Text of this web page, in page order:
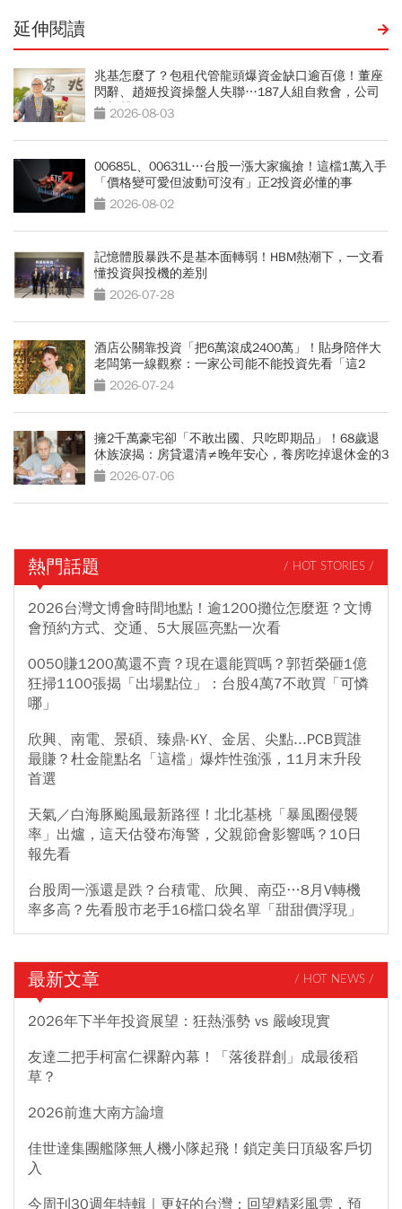
延伸閱讀
兆基怎麼了？包租代管龍頭爆資金缺口逾百億！董座
閃辭、趙姬投資操盤人失聯…187人組自救會，公司
最新聲明
2026-08-03
00685L、00631L…台股一漲大家瘋搶！這檔1萬入手
「價格變可愛但波動可沒有」正2投資必懂的事
2026-08-02
記憶體股暴跌不是基本面轉弱！HBM熱潮下，一文看
懂投資與投機的差別
2026-07-28
酒店公關靠投資「把6萬滾成2400萬」！貼身陪伴大
老闆第一線觀察：一家公司能不能投資先看「這2
點」2026-07-24
擁2千萬豪宅卻「不敢出國、只吃即期品」！68歲退
休族淚揭：房貸還清≠晚年安心，養房吃掉退休金的3
大誤算
2026-07-06
熱門話題 / HOT STORIES /
2026台灣文博會時間地點！逾1200攤位怎麼逛？文博
會預約方式、交通、5大展區亮點一次看
0050賺1200萬還不賣？現在還能買嗎？郭哲榮砸1億
狂掃1100張揭「出場點位」：台股4萬7不敢買「可憐
哪」
欣興、南電、景碩、臻鼎-KY、金居、尖點...PCB買誰
最賺？杜金龍點名「這檔」爆炸性強漲，11月末升段
首選
天氣／白海豚颱風最新路徑！北北基桃「暴風圈侵襲
率」出爐，這天估發布海警，父親節會影響嗎？10日
報先看
台股周一漲還是跌？台積電、欣興、南亞…8月V轉機
率多高？先看股市老手16檔口袋名單「甜甜價浮現」
最新文章 / HOT NEWS /
2026年下半年投資展望：狂熱漲勢 vs 嚴峻現實
友達二把手柯富仁裸辭內幕！「落後群創」成最後稻
草？
2026前進大南方論壇
佳世達集團艦隊無人機小隊起飛！鎖定美日頂級客戶切
入
今周刊30週年特輯｜更好的台灣：回望精彩風雲，預